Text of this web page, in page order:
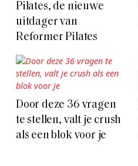
Pilates, de nieuwe
uitdager van
Reformer Pilates
Door deze 36 vragen
te stellen, valt je crush
als een blok voor je